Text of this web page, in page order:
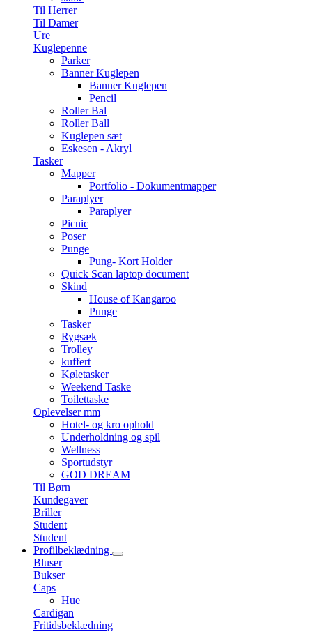
Til Herrer
Til Damer
Ure
Kuglepenne
Parker
Banner Kuglepen
Banner Kuglepen
Pencil
Roller Bal
Roller Ball
Kuglepen sæt
Eskesen - Akryl
Tasker
Mapper
Portfolio - Dokumentmapper
Paraplyer
Paraplyer
Picnic
Poser
Punge
Pung- Kort Holder
Quick Scan laptop document
Skind
House of Kangaroo
Punge
Tasker
Rygsæk
Trolley
kuffert
Køletasker
Weekend Taske
Toilettaske
Oplevelser mm
Hotel- og kro ophold
Underholdning og spil
Wellness
Sportudstyr
GOD DREAM
Til Børn
Kundegaver
Briller
Student
Student
Profilbeklædning
Bluser
Bukser
Caps
Hue
Cardigan
Fritidsbeklædning